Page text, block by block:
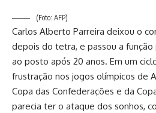
(Foto: AFP)
Carlos Alberto Parreira deixou o
depois do tetra, e passou a
ao posto após 20 anos. Em um
frustração nos jogos olímpicos de
Copa das Confederações e da
parecia ter o ataque dos sonhos,